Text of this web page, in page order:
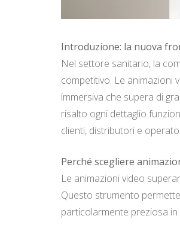
Introduzione: la nuova
Nel settore sanitario, la
competitivo. Le animazioni
immersiva che supera di
risalto ogni dettaglio
clienti, distributori e
Perché scegliere
Le animazioni video
Questo strumento
particolarmente preziosa